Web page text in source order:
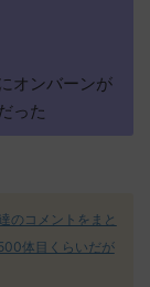
オンバーンが
った
のコメントをまと
体目くらいだが